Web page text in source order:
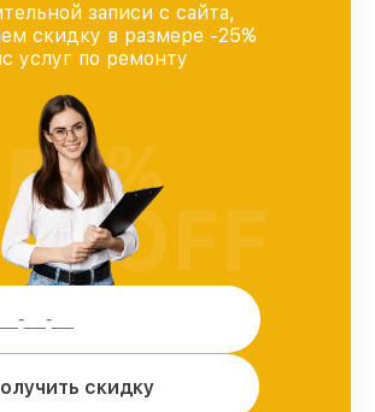
записи с сайта,
скидку в размере -25%
услуг по ремонту
скидку
%
OFF